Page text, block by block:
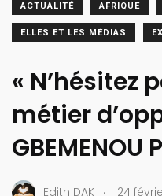
ACTUALITÉ AFRIQUE
ELLES ET LES MÉDIAS
« N’hésitez
métier
GBEMENOU
Edith DAK . 24